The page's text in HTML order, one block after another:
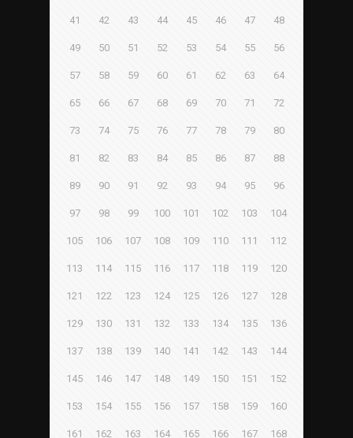
41 42 43 44 45 46 47 48
49 50 51 52 53 54 55 56
57 58 59 60 61 62 63 64
65 66 67 68 69 70 71 72
73 74 75 76 77 78 79 80
81 82 83 84 85 86 87 88
89 90 91 92 93 94 95 96
97 98 99 100 101 102 103 104
105 106 107 108 109 110 111 112
113 114 115 116 117 118 119 120
121 122 123 124 125 126 127 128
129 130 131 132 133 134 135 136
137 138 139 140 141 142 143 144
145 146 147 148 149 150 151 152
153 154 155 156 157 158 159 160
161 162 163 164 165 166 167 168